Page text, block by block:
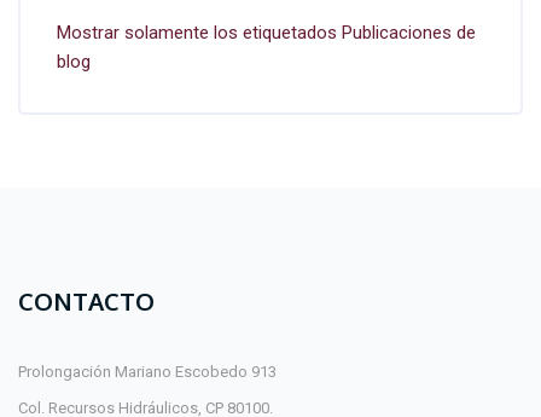
Mostrar solamente los etiquetados Publicaciones de
blog
CONTACTO
Prolongación Mariano Escobedo 913
Col. Recursos Hidráulicos, CP 80100.